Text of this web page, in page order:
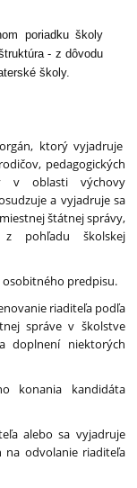
poriadku školy
- z dôvodu
školy.
ktorý vyjadruje
pedagogických
v oblasti výchovy
a vyjadruje sa
štátnej správy,
pohľadu školskej
osobitného predpisu.
riaditeľa podľa
správe v školstve
doplnení niektorých
kandidáta
alebo sa vyjadruje
na odvolanie riaditeľa